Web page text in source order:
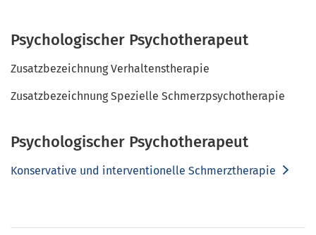
Psychologischer Psychotherapeut
Zusatzbezeichnung Verhaltenstherapie
Zusatzbezeichnung Spezielle Schmerzpsychotherapie
Psychologischer Psychotherapeut
Konservative und interventionelle Schmerztherapie